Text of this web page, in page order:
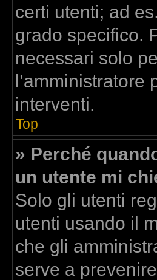
certi utenti; ad
grado specifico.
necessari solo
interventi.
Top
» Perché
un utente mi
Solo gli utenti
utenti usando il
che gli
serve a